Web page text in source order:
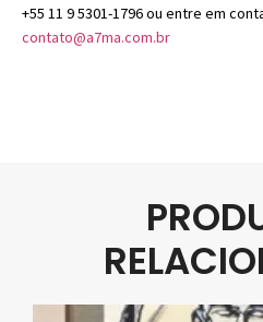
+55 11 9 5301-1796 ou entre em
contato@a7ma.com.br